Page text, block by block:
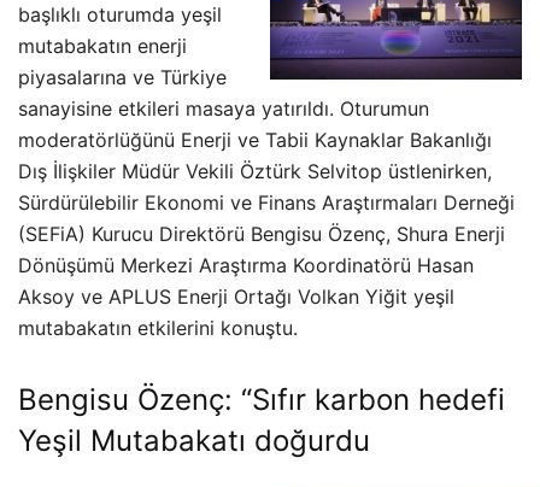
başlıklı oturumda yeşil
mutabakatın enerji
piyasalarına ve Türkiye
sanayisine etkileri masaya yatırıldı. Oturumun
moderatörlüğünü Enerji ve Tabii Kaynaklar Bakanlığı
Dış İlişkiler Müdür Vekili Öztürk Selvitop üstlenirken,
Sürdürülebilir Ekonomi ve Finans Araştırmaları Derneği
(SEFiA) Kurucu Direktörü Bengisu Özenç, Shura Enerji
Dönüşümü Merkezi Araştırma Koordinatörü Hasan
Aksoy ve APLUS Enerji Ortağı Volkan Yiğit yeşil
mutabakatın etkilerini konuştu.
Bengisu Özenç: “Sıfır karbon hedefi
Yeşil Mutabakatı doğurdu